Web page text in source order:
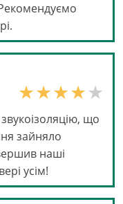
що
зайняло
наші
усім!